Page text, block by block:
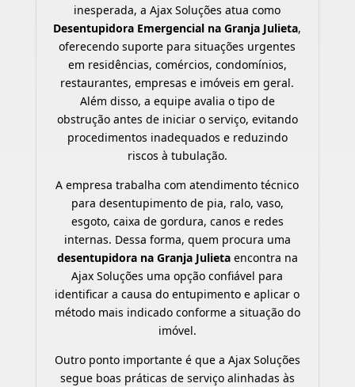
inesperada, a Ajax Soluções atua como
Desentupidora Emergencial na Granja Julieta,
oferecendo suporte para situações urgentes
em residências, comércios, condomínios,
restaurantes, empresas e imóveis em geral.
Além disso, a equipe avalia o tipo de
obstrução antes de iniciar o serviço, evitando
procedimentos inadequados e reduzindo
riscos à tubulação.
A empresa trabalha com atendimento técnico
para desentupimento de pia, ralo, vaso,
esgoto, caixa de gordura, canos e redes
internas. Dessa forma, quem procura uma
desentupidora na Granja Julietaencontra na
Ajax Soluções uma opção confiável para
identificar a causa do entupimento e aplicar o
método mais indicado conforme a situação do
imóvel.
Outro ponto importante é que a Ajax Soluções
segue boas práticas de serviço alinhadas às